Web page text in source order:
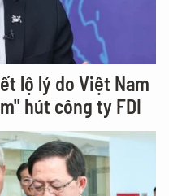
lộ lý do Việt Nam
hút công ty FDI